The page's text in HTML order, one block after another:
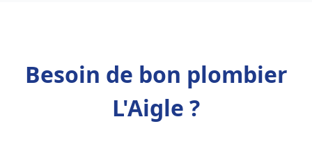
Besoin de bon plombier
L'Aigle ?